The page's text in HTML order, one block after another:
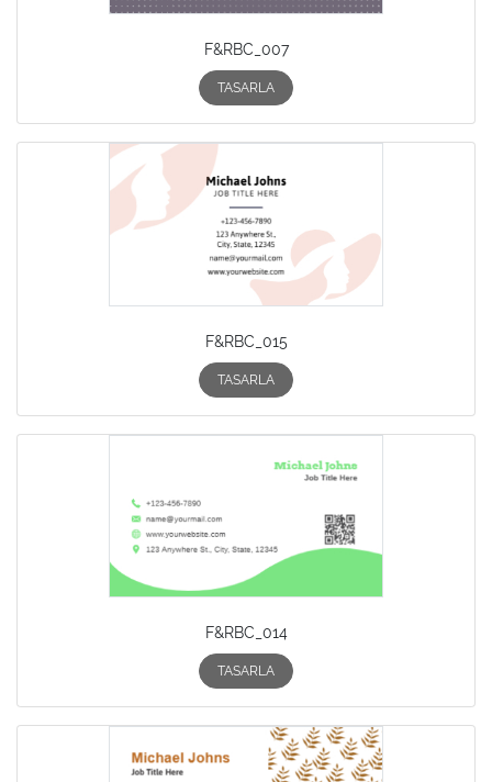
F&RBC_007
TASARLA
F&RBC_015
TASARLA
F&RBC_014
TASARLA